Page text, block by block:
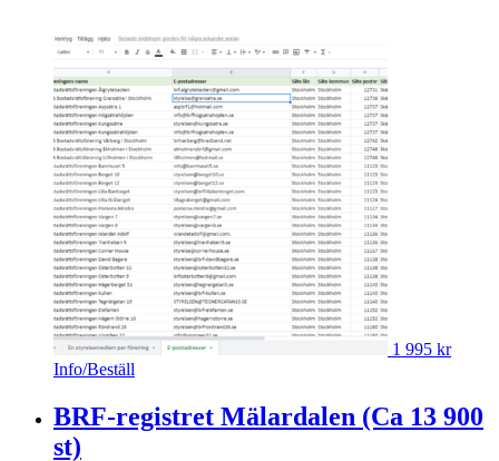
1 995 kr
Info/Beställ
BRF-registret Mälardalen (Ca 13 900
st)